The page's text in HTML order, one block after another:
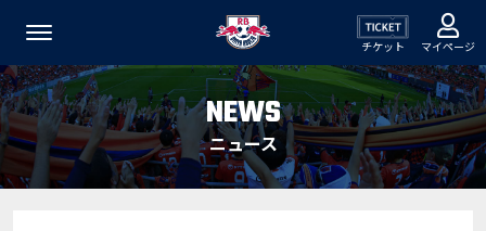
チケット マイページ
NEWS
ニュース